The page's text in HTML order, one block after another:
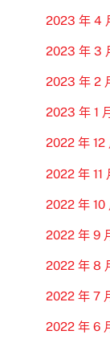
2023 年 4
2023 年 3
2023 年 2
2023 年 1
2022 年 12
2022 年 11
2022 年 10
2022 年 9
2022 年 8
2022 年 7
2022 年 6